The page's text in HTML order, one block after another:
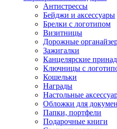
Антистрессы
Бейджи и аксессуары
Брелки с логотипом
Визитницы
Дорожные
Зажигалки
Канцелярские
Ключницы с
Кошельки
Награды
Настольные
Обложки для
Папки, портфели
Подарочные книги